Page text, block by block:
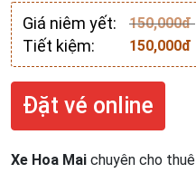
Giá niêm yết: 150,000đ
Tiết kiệm: 150,000đ
Đặt vé online
Xe Hoa Mai chuyên cho thuê